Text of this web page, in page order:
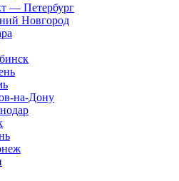
— Петербург
Новгород
на-Дону